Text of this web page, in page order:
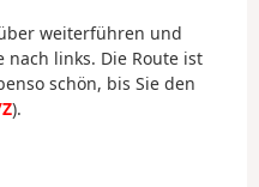
weiterführen und
nach links. Die Route ist
schön, bis Sie den
).